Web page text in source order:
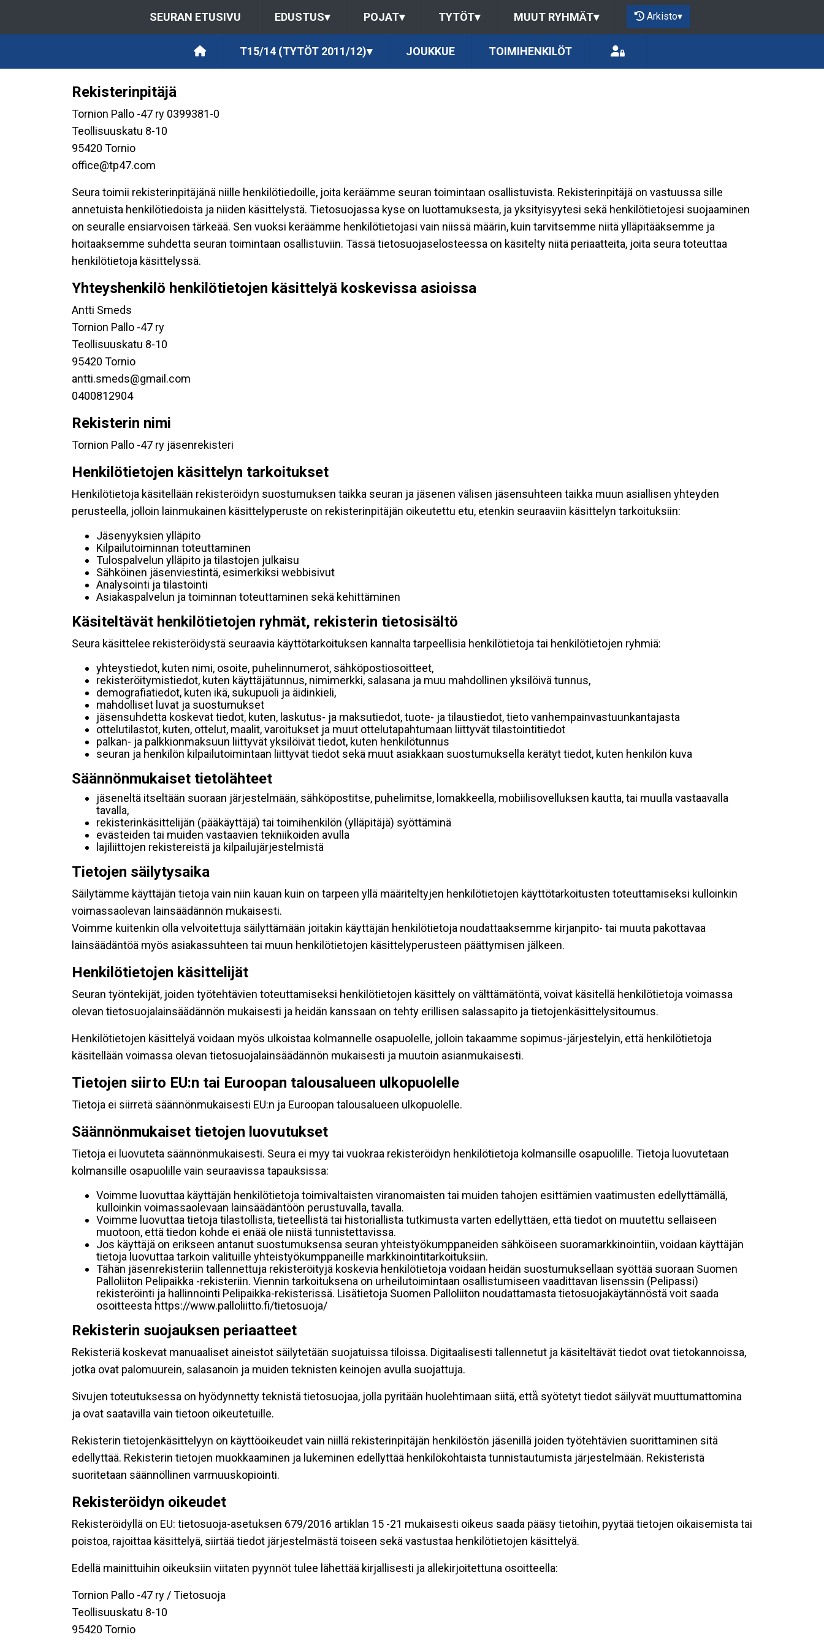
SEURAN ETUSIVU EDUSTUS▾ POJAT▾ TYTÖT▾ MUUT RYHMÄT▾ Arkisto▾
T15/14 (TYTÖT 2011/12)▾ JOUKKUE TOIMIHENKILÖT
Rekisterinpitäjä
Tornion Pallo -47 ry 0399381-0
Teollisuuskatu 8-10
95420 Tornio
office@tp47.com
Seura toimii rekisterinpitäjänä niille henkilötiedoille, joita keräämme seuran toimintaan osallistuvista. Rekisterinpitäjä on vastuussa sille
annetuista henkilötiedoista ja niiden käsittelystä. Tietosuojassa kyse on luottamuksesta, ja yksityisyytesi sekä henkilötietojesi suojaaminen
on seuralle ensiarvoisen tärkeää. Sen vuoksi keräämme henkilötietojasi vain niissä määrin, kuin tarvitsemme niitä ylläpitääksemme ja
hoitaaksemme suhdetta seuran toimintaan osallistuviin. Tässä tietosuojaselosteessa on käsitelty niitä periaatteita, joita seura toteuttaa
henkilötietoja käsittelyssä.
Yhteyshenkilö henkilötietojen käsittelyä koskevissa asioissa
Antti Smeds
Tornion Pallo -47 ry
Teollisuuskatu 8-10
95420 Tornio
antti.smeds@gmail.com
0400812904
Rekisterin nimi
Tornion Pallo -47 ry jäsenrekisteri
Henkilötietojen käsittelyn tarkoitukset
Henkilötietoja käsitellään rekisteröidyn suostumuksen taikka seuran ja jäsenen välisen jäsensuhteen taikka muun asiallisen yhteyden
perusteella, jolloin lainmukainen käsittelyperuste on rekisterinpitäjän oikeutettu etu, etenkin seuraaviin käsittelyn tarkoituksiin:
Jäsenyyksien ylläpito
Kilpailutoiminnan toteuttaminen
Tulospalvelun ylläpito ja tilastojen julkaisu
Sähköinen jäsenviestintä, esimerkiksi webbisivut
Analysointi ja tilastointi
Asiakaspalvelun ja toiminnan toteuttaminen sekä kehittäminen
Käsiteltävät henkilötietojen ryhmät, rekisterin tietosisältö
Seura käsittelee rekisteröidystä seuraavia käyttötarkoituksen kannalta tarpeellisia henkilötietoja tai henkilötietojen ryhmiä:
yhteystiedot, kuten nimi, osoite, puhelinnumerot, sähköpostiosoitteet,
rekisteröitymistiedot, kuten käyttäjätunnus, nimimerkki, salasana ja muu mahdollinen yksilöivä tunnus,
demografiatiedot, kuten ikä, sukupuoli ja äidinkieli,
mahdolliset luvat ja suostumukset
jäsensuhdetta koskevat tiedot, kuten, laskutus- ja maksutiedot, tuote- ja tilaustiedot, tieto vanhempainvastuunkantajasta
ottelutilastot, kuten, ottelut, maalit, varoitukset ja muut ottelutapahtumaan liittyvät tilastointitiedot
palkan- ja palkkionmaksuun liittyvät yksilöivät tiedot, kuten henkilötunnus
seuran ja henkilön kilpailutoimintaan liittyvät tiedot sekä muut asiakkaan suostumuksella kerätyt tiedot, kuten henkilön kuva
Säännönmukaiset tietolähteet
jäseneltä itseltään suoraan järjestelmään, sähköpostitse, puhelimitse, lomakkeella, mobiilisovelluksen kautta, tai muulla vastaavalla
tavalla,
rekisterinkäsittelijän (pääkäyttäjä) tai toimihenkilön (ylläpitäjä) syöttäminä
evästeiden tai muiden vastaavien tekniikoiden avulla
lajiliittojen rekistereistä ja kilpailujärjestelmistä
Tietojen säilytysaika
Säilytämme käyttäjän tietoja vain niin kauan kuin on tarpeen yllä määriteltyjen henkilötietojen käyttötarkoitusten toteuttamiseksi kulloinkin
voimassaolevan lainsäädännön mukaisesti.
Voimme kuitenkin olla velvoitettuja säilyttämään joitakin käyttäjän henkilötietoja noudattaaksemme kirjanpito- tai muuta pakottavaa
lainsäädäntöä myös asiakassuhteen tai muun henkilötietojen käsittelyperusteen päättymisen jälkeen.
Henkilötietojen käsittelijät
Seuran työntekijät, joiden työtehtävien toteuttamiseksi henkilötietojen käsittely on välttämätöntä, voivat käsitellä henkilötietoja voimassa
olevan tietosuojalainsäädännön mukaisesti ja heidän kanssaan on tehty erillisen salassapito ja tietojenkäsittelysitoumus.
Henkilötietojen käsittelyä voidaan myös ulkoistaa kolmannelle osapuolelle, jolloin takaamme sopimus-järjestelyin, että henkilötietoja
käsitellään voimassa olevan tietosuojalainsäädännön mukaisesti ja muutoin asianmukaisesti.
Tietojen siirto EU:n tai Euroopan talousalueen ulkopuolelle
Tietoja ei siirretä säännönmukaisesti EU:n ja Euroopan talousalueen ulkopuolelle.
Säännönmukaiset tietojen luovutukset
Tietoja ei luovuteta säännönmukaisesti. Seura ei myy tai vuokraa rekisteröidyn henkilötietoja kolmansille osapuolille. Tietoja luovutetaan
kolmansille osapuolille vain seuraavissa tapauksissa:
Voimme luovuttaa käyttäjän henkilötietoja toimivaltaisten viranomaisten tai muiden tahojen esittämien vaatimusten edellyttämällä,
kulloinkin voimassaolevaan lainsäädäntöön perustuvalla, tavalla.
Voimme luovuttaa tietoja tilastollista, tieteellistä tai historiallista tutkimusta varten edellyttäen, että tiedot on muutettu sellaiseen
muotoon, että tiedon kohde ei enää ole niistä tunnistettavissa.
Jos käyttäjä on erikseen antanut suostumuksensa seuran yhteistyökumppaneiden sähköiseen suoramarkkinointiin, voidaan käyttäjän
tietoja luovuttaa tarkoin valituille yhteistyökumppaneille markkinointitarkoituksiin.
Tähän jäsenrekisteriin tallennettuja rekisteröityjä koskevia henkilötietoja voidaan heidän suostumuksellaan syöttää suoraan Suomen
Palloliiton Pelipaikka -rekisteriin. Viennin tarkoituksena on urheilutoimintaan osallistumiseen vaadittavan lisenssin (Pelipassi)
rekisteröinti ja hallinnointi Pelipaikka-rekisterissä. Lisätietoja Suomen Palloliiton noudattamasta tietosuojakäytännöstä voit saada
osoitteesta https://www.palloliitto.fi/tietosuoja/
Rekisterin suojauksen periaatteet
Rekisteriä koskevat manuaaliset aineistot säilytetään suojatuissa tiloissa. Digitaalisesti tallennetut ja käsiteltävät tiedot ovat tietokannoissa,
jotka ovat palomuurein, salasanoin ja muiden teknisten keinojen avulla suojattuja.
Sivujen toteutuksessa on hyödynnetty teknistä tietosuojaa, jolla pyritään huolehtimaan siitä, että̈ syötetyt tiedot säilyvät muuttumattomina
ja ovat saatavilla vain tietoon oikeutetuille.
Rekisterin tietojenkäsittelyyn on käyttöoikeudet vain niillä rekisterinpitäjän henkilöstön jäsenillä joiden työtehtävien suorittaminen sitä
edellyttää. Rekisterin tietojen muokkaaminen ja lukeminen edellyttää henkilökohtaista tunnistautumista järjestelmään. Rekisteristä
suoritetaan säännöllinen varmuuskopiointi.
Rekisteröidyn oikeudet
Rekisteröidyllä on EU: tietosuoja-asetuksen 679/2016 artiklan 15 -21 mukaisesti oikeus saada pääsy tietoihin, pyytää tietojen oikaisemista tai
poistoa, rajoittaa käsittelyä, siirtää tiedot järjestelmästä toiseen sekä vastustaa henkilötietojen käsittelyä.
Edellä mainittuihin oikeuksiin viitaten pyynnöt tulee lähettää kirjallisesti ja allekirjoitettuna osoitteella:
Tornion Pallo -47 ry / Tietosuoja
Teollisuuskatu 8-10
95420 Tornio